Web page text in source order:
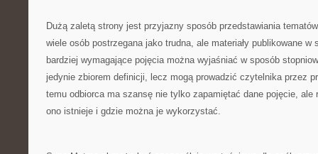
Dużą zaletą strony jest przyjazny sposób przedstawiania
wiele osób postrzegana jako trudna, ale materiały publikowane w
bardziej wymagające pojęcia można wyjaśniać w sposób
jedynie zbiorem definicji, lecz mogą prowadzić czytelnika przez
temu odbiorca ma szansę nie tylko zapamiętać dane pojęcie, ale
ono istnieje i gdzie można je wykorzystać.